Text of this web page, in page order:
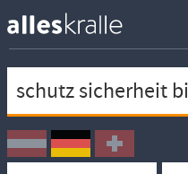
Ortssuche
Umkreissuche
Arbeitsform